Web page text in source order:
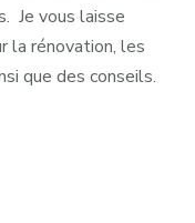
Je vous laisse
la rénovation, les
que des conseils.